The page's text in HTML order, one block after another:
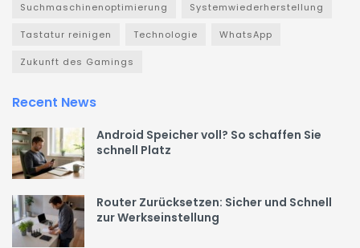
Suchmaschinenoptimierung Systemwiederherstellung
Tastatur reinigen Technologie WhatsApp
Zukunft des Gamings
Recent News
Android Speicher voll? So schaffen Sie
schnell Platz
Router Zurücksetzen: Sicher und Schnell
zur Werkseinstellung